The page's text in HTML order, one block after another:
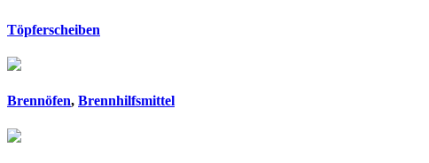
Töpferscheiben
Brennöfen, Brennhilfsmittel